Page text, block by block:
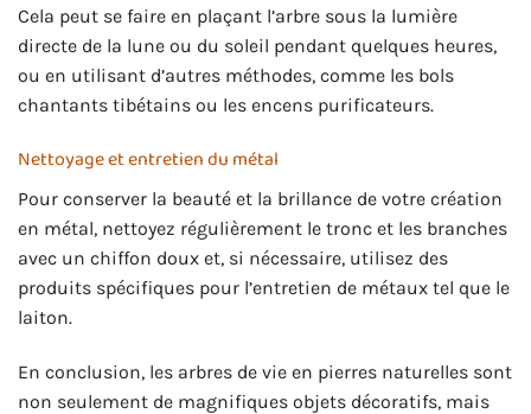
Cela peut se faire en plaçant l’arbre sous la lumière
directe de la lune ou du soleil pendant quelques heures,
ou en utilisant d’autres méthodes, comme les bols
chantants tibétains ou les encens purificateurs.
Nettoyage et entretien du métal
Pour conserver la beauté et la brillance de votre création
en métal, nettoyez régulièrement le tronc et les branches
avec un chiffon doux et, si nécessaire, utilisez des
produits spécifiques pour l’entretien de métaux tel que le
laiton.
En conclusion, les arbres de vie en pierres naturelles sont
non seulement de magnifiques objets décoratifs, mais